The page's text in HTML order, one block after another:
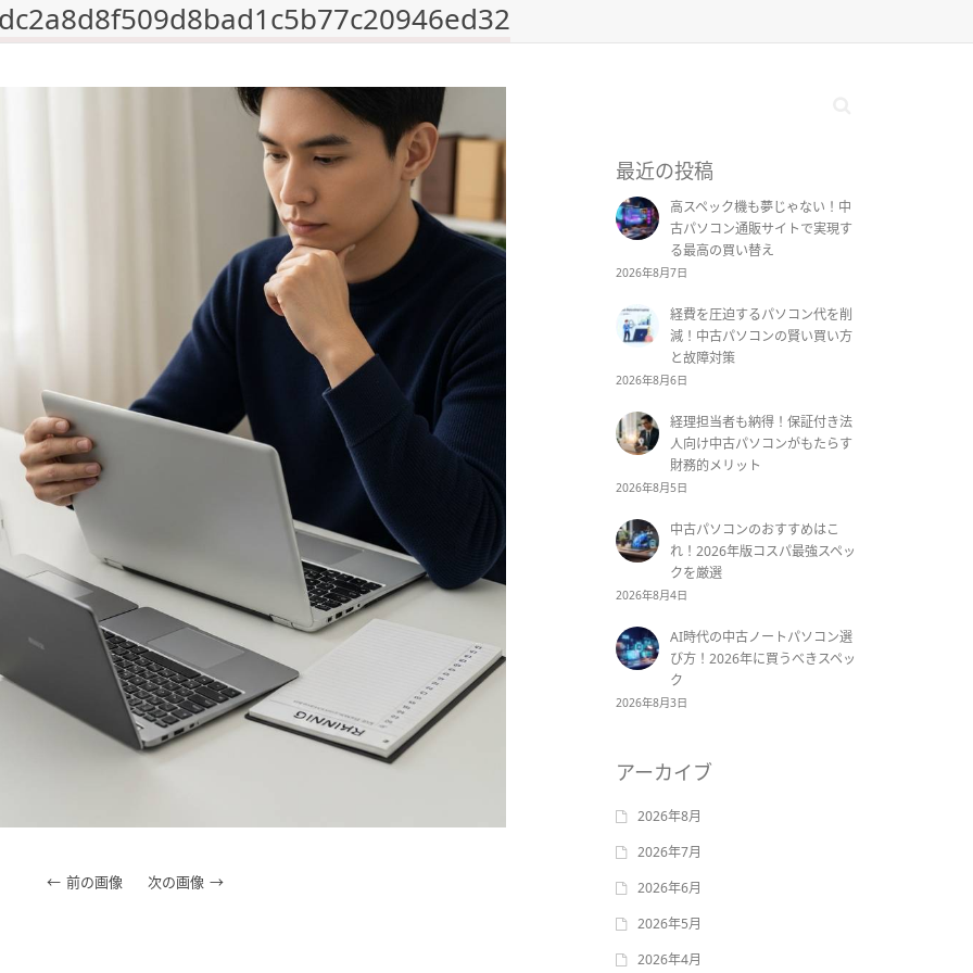
前の画像 次の画像
最近の投稿
高スペック機も夢じゃない！中
古パソコン通販サイトで実現す
る最高の買い替え
2026年8月7日
経費を圧迫するパソコン代を削
減！中古パソコンの賢い買い方
と故障対策
2026年8月6日
経理担当者も納得！保証付き法
人向け中古パソコンがもたらす
財務的メリット
2026年8月5日
中古パソコンのおすすめはこ
れ！2026年版コスパ最強スペッ
クを厳選
2026年8月4日
AI時代の中古ノートパソコン選
び方！2026年に買うべきスペッ
ク
2026年8月3日
アーカイブ
2026年8月
2026年7月
2026年6月
2026年5月
2026年4月